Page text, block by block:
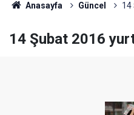
Anasayfa Güncel 14
14 Şubat 2016